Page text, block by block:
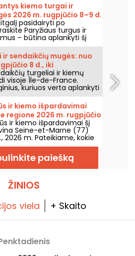
kiemo turgai ir
2026 m. rugpjūčio 8–9 d.
pasidairyti po
Paryžiaus turgus ir
– būtina aplankyti šį
8 d., ir sekmadienį,
m., kad susigrąžintumėte
sendaikčių mugės: nuo
8 d., iki
9 d., 2026 m.
France regione –
turgeliai ir kiemų
visoje Île-de-France.
kuriuos verta aplankyti
ir sekmadienį 9-ąją
ieškant senienų, dairantis
atrandant retą perlą.
ir kiemo išpardavimai
regione 2026 m. rugpjūčio
ir kiemo išpardavimai šį
Seine-et-Marne (77)
2026 m. Pateikiame, kokie
paiešką
ŽINIOS
viela + Skaito